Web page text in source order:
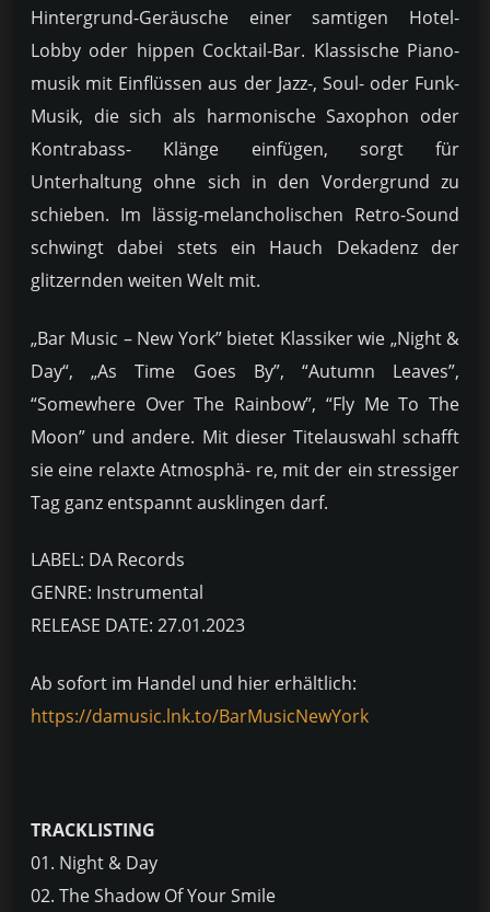
Hintergrund-Geräusche einer samtigen Hotel-
Lobby oder hippen Cocktail-Bar. Klassische Piano-
musik mit Einflüssen aus der Jazz-, Soul- oder Funk-
Musik, die sich als harmonische Saxophon oder
Kontrabass- Klänge einfügen, sorgt für
Unterhaltung ohne sich in den Vordergrund zu
schieben. Im lässig-melancholischen Retro-Sound
schwingt dabei stets ein Hauch Dekadenz der
glitzernden weiten Welt mit.
„Bar Music – New York” bietet Klassiker wie „Night &
Day“, „As Time Goes By”, “Autumn Leaves”,
“Somewhere Over The Rainbow”, “Fly Me To The
Moon” und andere. Mit dieser Titelauswahl schafft
sie eine relaxte Atmosphä- re, mit der ein stressiger
Tag ganz entspannt ausklingen darf.
LABEL: DA Records
GENRE: Instrumental
RELEASE DATE: 27.01.2023
Ab sofort im Handel und hier erhältlich:
https://damusic.lnk.to/BarMusicNewYork
TRACKLISTING
01. Night & Day
02. The Shadow Of Your Smile